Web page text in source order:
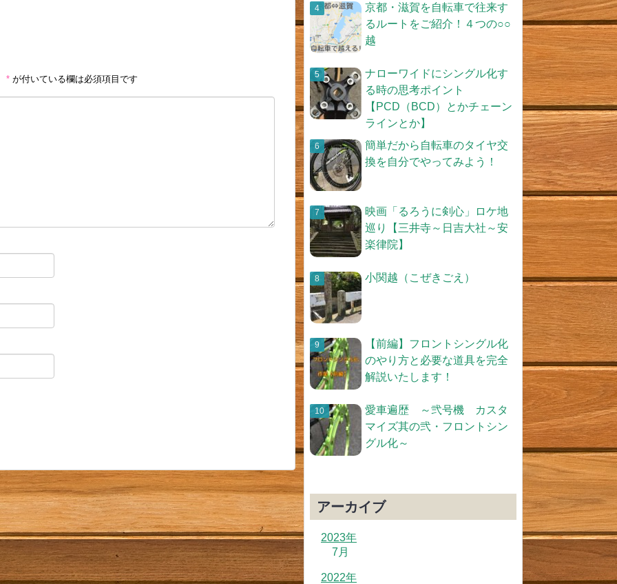
* が付いている欄は必須項目です
京都・滋賀を自転車で往来す
るルートをご紹介！４つの○○
越
ナローワイドにシングル化す
る時の思考ポイント
【PCD（BCD）とかチェーン
ラインとか】
簡単だから自転車のタイヤ交
換を自分でやってみよう！
映画「るろうに剣心」ロケ地
巡り【三井寺～日吉大社～安
楽律院】
小関越（こぜきごえ）
【前編】フロントシングル化
のやり方と必要な道具を完全
解説いたします！
愛車遍歴 ～弐号機 カスタ
マイズ其の弐・フロントシン
グル化～
アーカイブ
2023年
7月
2022年